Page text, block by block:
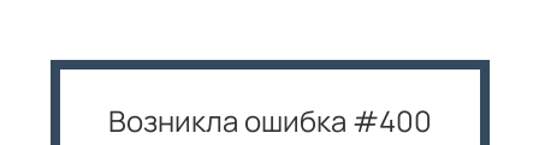
Возникла ошибка #400